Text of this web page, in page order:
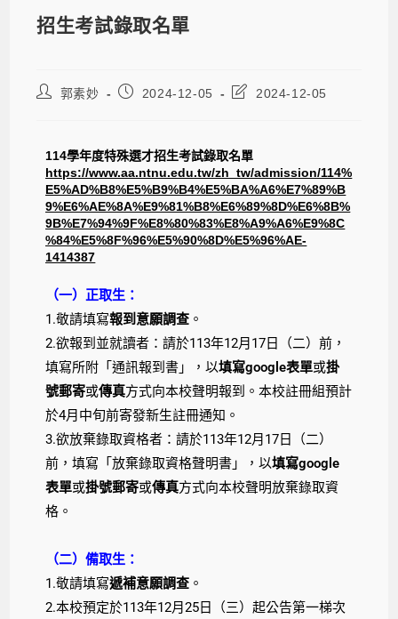
招生考試錄取名單
郭素妙 2024-12-05 2024-12-05
114學年度特殊選才招生考試錄取名單
https://www.aa.ntnu.edu.tw/zh_tw/admission/114%
E5%AD%B8%E5%B9%B4%E5%BA%A6%E7%89%B
9%E6%AE%8A%E9%81%B8%E6%89%8D%E6%8B%
9B%E7%94%9F%E8%80%83%E8%A9%A6%E9%8C
%84%E5%8F%96%E5%90%8D%E5%96%AE-
1414387
（一）正取生：
1.敬請填寫報到意願調查 。
2.欲報到並就讀者：請於113年12月17日（二）前，
填寫所附「通訊報到書」，以填寫google表單或掛
號郵寄或傳真方式向本校聲明報到。本校註冊組預計
於4月中旬前寄發新生註冊通知。
3.欲放棄錄取資格者：請於113年12月17日（二）
前，填寫「放棄錄取資格聲明書」，以填寫google
表單或掛號郵寄或傳真方式向本校聲明放棄錄取資
格。
（二）備取生：
1.敬請填寫遞補意願調查 。
2.本校預定於113年12月25日（三）起公告第一梯次